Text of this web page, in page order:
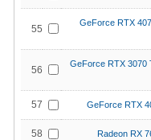
55
GeForce RTX
56
GeForce RTX 3070
57 GeForce RTX
58 Radeon RX